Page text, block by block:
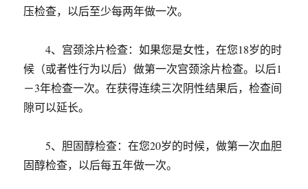
压检查，以后至少每两年做一次。
4、宫颈涂片检查：如果您是女性，在您18岁的时
候（或者性行为以后）做第一次宫颈涂片检查。以后1
－3年检查一次。在获得连续三次阴性结果后，检查间
隙可以延长。
5、胆固醇检查：在您20岁的时候，做第一次血胆
固醇检查，以后每五年做一次。